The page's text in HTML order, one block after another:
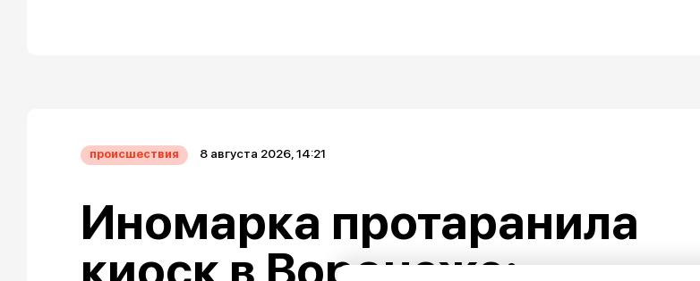
происшествия 8 августа 2026, 14:21
Иномарка протаранила